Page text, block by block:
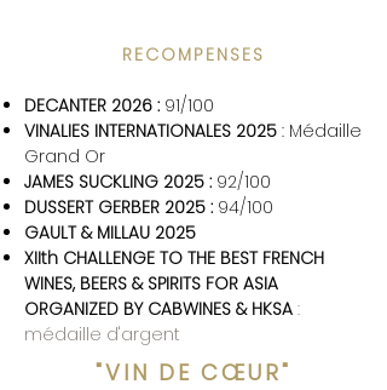
RECOMPENSES
DECANTER 2026 : 91/100
VINALIES INTERNATIONALES 2025 : Médaille
Grand Or
JAMES SUCKLING 2025 : 92/100
DUSSERT GERBER 2025 : 94/100
GAULT & MILLAU 2025
XIIth CHALLENGE TO THE BEST FRENCH
WINES, BEERS & SPIRITS FOR ASIA
ORGANIZED BY CABWINES & HKSA :
médaille d'argent
"VIN DE CŒUR"